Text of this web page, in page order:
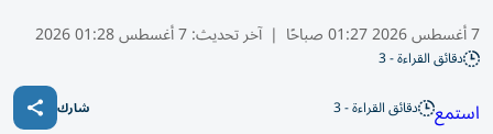
7 أغسطس 2026 01:27 صباحًا | آخر تحديث:7 أغسطس 01:28 2026
دقائق القراءة - 3
استمع دقائق القراءة - 3 شارك